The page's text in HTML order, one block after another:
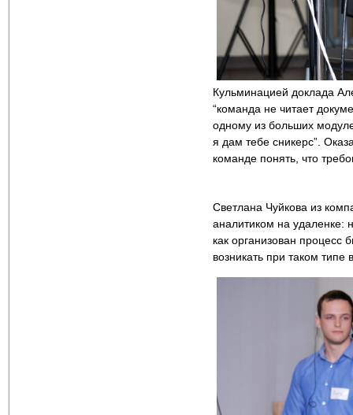
Кульминацией доклада
“команда не читает
одному из больших
я дам тебе сникерс”.
команде понять, что
Светлана Чуйкова из
аналитиком на удаленке:
как организован процесс
возникать при таком типе